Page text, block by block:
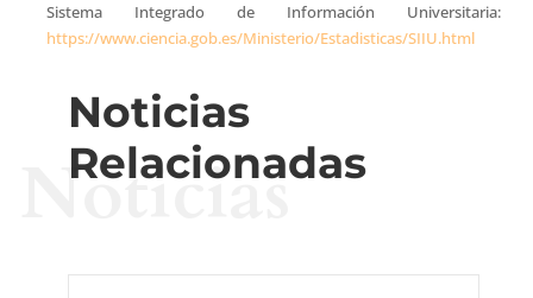
Sistema Integrado de Información Universitaria:
https://www.ciencia.gob.es/Ministerio/Estadisticas/SIIU.html
Noticias
Relacionadas
Noticias